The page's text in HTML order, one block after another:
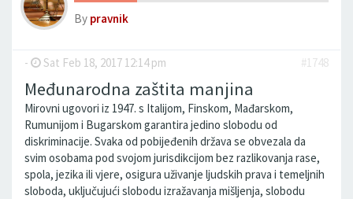
By pravnik
- Sat Feb 18, 2017 12:14 pm #1748
Međunarodna zaštita manjina
Mirovni ugovori iz 1947. s Italijom, Finskom, Mađarskom,
Rumunijom i Bugarskom garantira jedino slobodu od
diskriminacije. Svaka od pobijeđenih država se obvezala da
svim osobama pod svojom jurisdikcijom bez razlikovanja rase,
spola, jezika ili vjere, osigura uživanje ljudskih prava i temeljnih
sloboda, uključujući slobodu izražavanja mišljenja, slobodu